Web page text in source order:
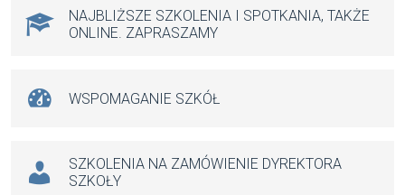
k
p
NAJBLIŻSZE SZKOLENIA I SPOTKANIA, TAKŻE
ONLINE. ZAPRASZAMY
WSPOMAGANIE SZKÓŁ
SZKOLENIA NA ZAMÓWIENIE DYREKTORA
SZKOŁY